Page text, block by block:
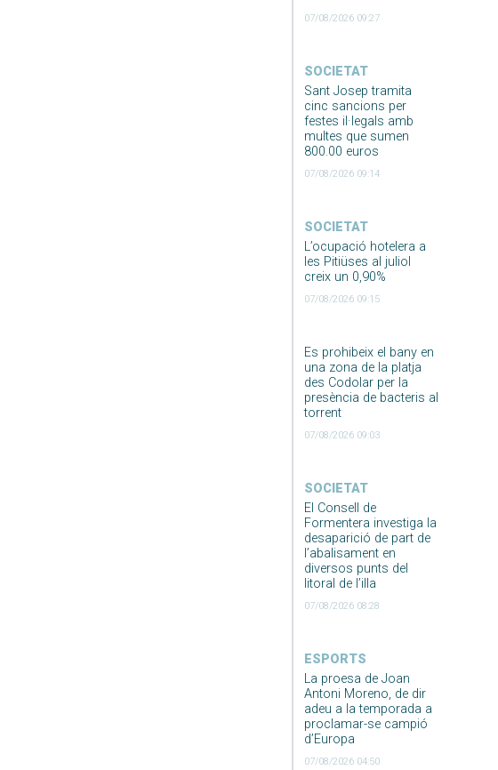
07/08/2026 09:27
SOCIETAT
Sant Josep tramita
cinc sancions per
festes il·legals amb
multes que sumen
800.00 euros
07/08/2026 09:14
SOCIETAT
L’ocupació hotelera a
les Pitiüses al juliol
creix un 0,90%
07/08/2026 09:15
Es prohibeix el bany en
una zona de la platja
des Codolar per la
presència de bacteris al
torrent
07/08/2026 09:03
SOCIETAT
El Consell de
Formentera investiga la
desaparició de part de
l’abalisament en
diversos punts del
litoral de l’illa
07/08/2026 08:28
ESPORTS
La proesa de Joan
Antoni Moreno, de dir
adeu a la temporada a
proclamar-se campió
d’Europa
07/08/2026 04:50